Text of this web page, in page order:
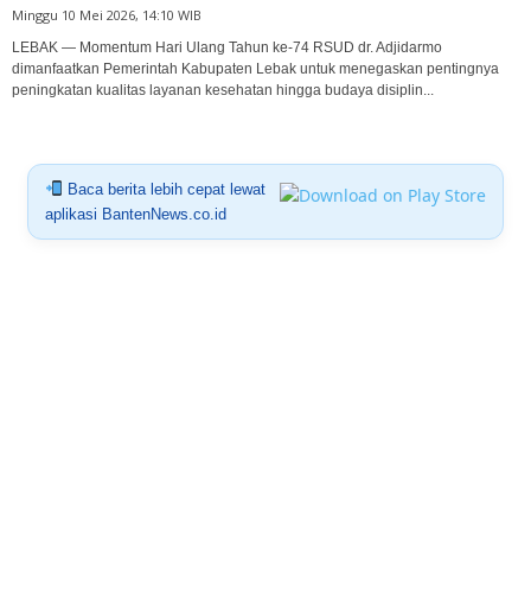
Minggu 10 Mei 2026, 14:10 WIB
LEBAK — Momentum Hari Ulang Tahun ke-74 RSUD dr. Adjidarmo
dimanfaatkan Pemerintah Kabupaten Lebak untuk menegaskan pentingnya
peningkatan kualitas layanan kesehatan hingga budaya disiplin...
Baca berita lebih cepat lewat
aplikasi BantenNews.co.id